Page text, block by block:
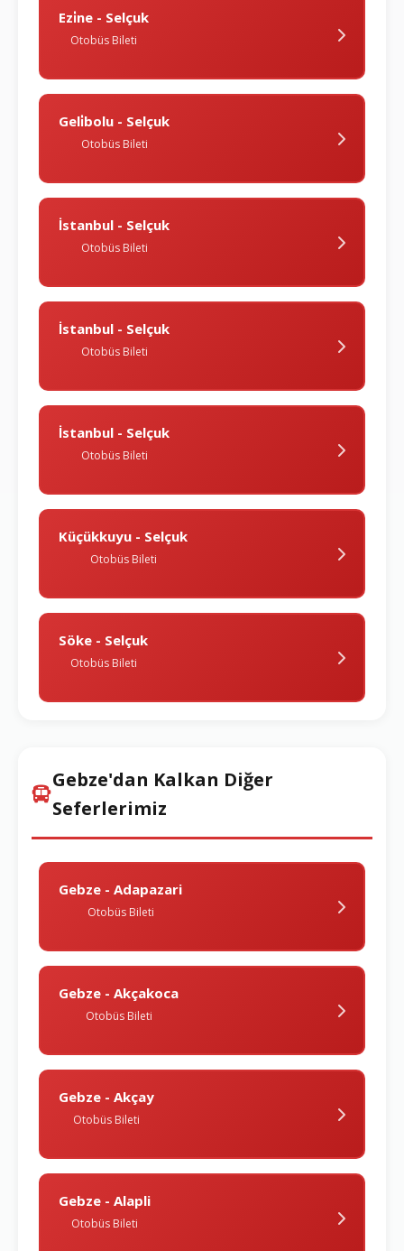
Ezi̇ne - Selçuk
Otobüs Bileti
Geli̇bolu - Selçuk
Otobüs Bileti
İstanbul - Selçuk
Otobüs Bileti
İstanbul - Selçuk
Otobüs Bileti
İstanbul - Selçuk
Otobüs Bileti
Küçükkuyu - Selçuk
Otobüs Bileti
Söke - Selçuk
Otobüs Bileti
Gebze'dan Kalkan Diğer
Seferlerimiz
Gebze - Adapazari
Otobüs Bileti
Gebze - Akçakoca
Otobüs Bileti
Gebze - Akçay
Otobüs Bileti
Gebze - Alapli
Otobüs Bileti